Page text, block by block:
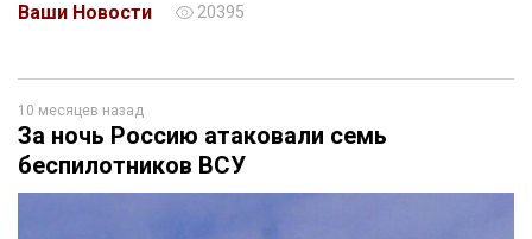
Ваши Новости
20395
10 месяцев назад
За ночь Россию атаковали семь
беспилотников ВСУ